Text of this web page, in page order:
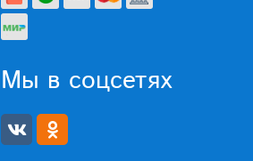
Мы в соцсетях